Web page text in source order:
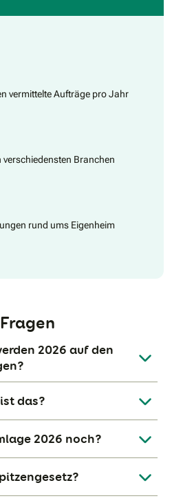
vermittelte Aufträge pro Jahr
Branchen
rund ums Eigenheim
2026 auf den
das?
2026 noch?